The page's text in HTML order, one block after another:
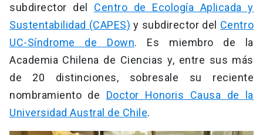
subdirector del Centro de Ecología Aplicada y
Sustentabilidad (CAPES) y subdirector del Centro
UC-Síndrome de Down. Es miembro de la
Academia Chilena de Ciencias y, entre sus más
de 20 distinciones, sobresale su reciente
nombramiento de Doctor Honoris Causa de la
Universidad Austral de Chile.